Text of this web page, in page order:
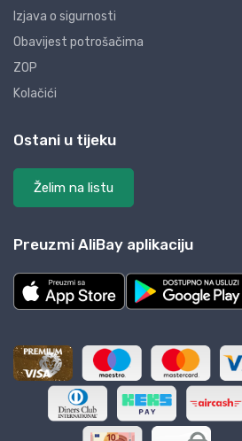
Izjava o sigurnosti
Obavijest potrošačima
ZOP
Kolačići
Ostani u tijeku
Želim na listu
Preuzmi AliBay aplikaciju